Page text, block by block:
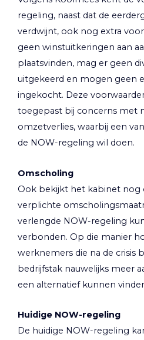
regeling, naast dat de
verdwijnt, ook nog extra
geen winstuitkeringen aan
plaatsvinden, mag er geen
uitgekeerd en mogen geen
ingekocht. Deze
toegepast bij concerns met
omzetverlies, waarbij een
de NOW-regeling wil doen.
Omscholing
Ook bekijkt het kabinet nog
verplichte
verlengde NOW-regeling
verbonden. Op die manier
werknemers die na de crisis
bedrijfstak nauwelijks meer
een alternatief kunnen
Huidige NOW-regeling
De huidige NOW-regeling